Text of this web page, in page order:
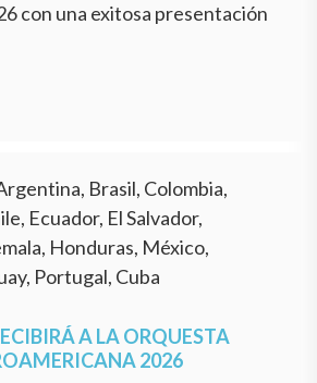
con una exitosa presentación
Brasil, Colombia,
Ecuador, El Salvador,
Honduras, México,
Portugal, Cuba
A LA ORQUESTA
2026